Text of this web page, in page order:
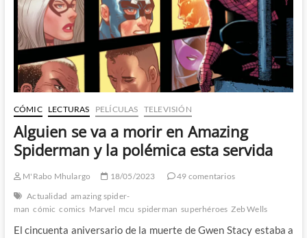
Yoverso
CÓMIC LECTURAS PELÍCULAS TELEVISIÓN
Alguien se va a morir en Amazing
Spiderman y la polémica esta servida
M'Rabo Mhulargo 18/05/2023
49 comentarios
Actualidad amazing spider-
man cómic comics Marvel mcu spiderman superhéroes Zeb Wells
El cincuenta aniversario de la muerte de Gwen Stacy estaba a